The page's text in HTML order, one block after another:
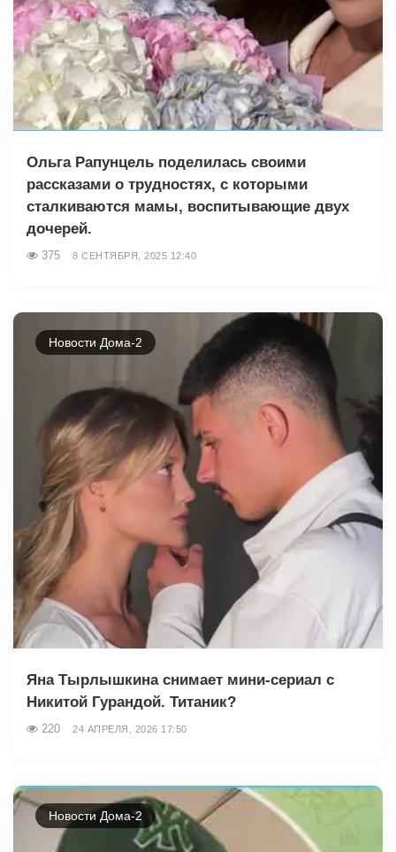
Ольга Рапунцель поделилась своими
рассказами о трудностях, с которыми
сталкиваются мамы, воспитывающие двух
дочерей.
375 8 СЕНТЯБРЯ, 2025 12:40
Новости Дома-2
Яна Тырлышкина снимает мини-сериал с
Никитой Гурандой. Титаник?
220 24 АПРЕЛЯ, 2026 17:50
Новости Дома-2